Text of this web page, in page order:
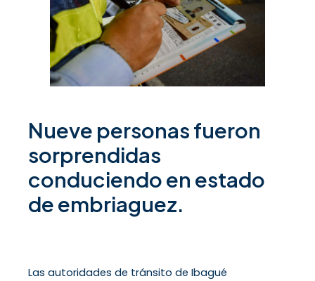
Nueve personas fueron
sorprendidas
conduciendo en estado
de embriaguez.
Las autoridades de tránsito de Ibagué